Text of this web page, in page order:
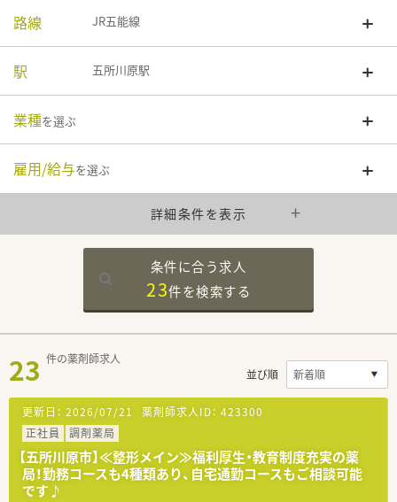
路線 JR五能線
駅 五所川原駅
業種を選ぶ
雇用/給与を選ぶ
詳細条件を表示
条件に合う求人
23件を検索する
23 件の薬剤師求人
並び順
更新日： 2026/07/21 薬剤師求人ID： 423300
正社員
調剤薬局
【五所川原市】≪整形メイン≫福利厚生・教育制度充実の薬
局！勤務コースも4種類あり、自宅通勤コースもご相談可能
です♪